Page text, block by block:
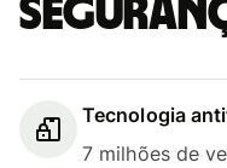
Tecnologia
7 milhões de